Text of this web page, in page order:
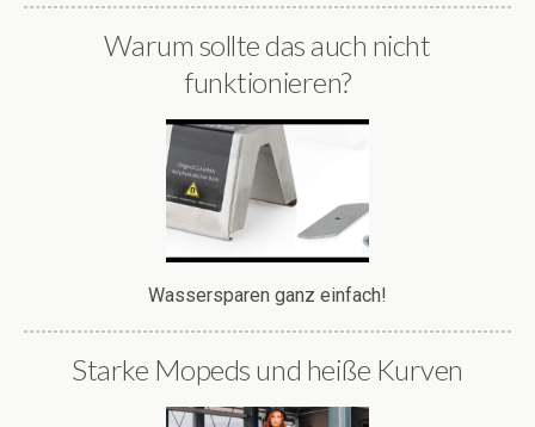
Warum sollte das auch nicht
funktionieren?
Wassersparen ganz einfach!
Starke Mopeds und heiße Kurven